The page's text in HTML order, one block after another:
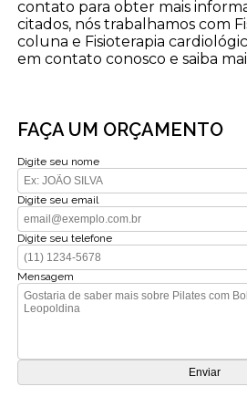
contato para obter mais
citados, nós trabalhamos com
coluna e Fisioterapia
em contato conosco e saiba
FAÇA UM ORÇAMENTO
Digite seu nome
Digite seu email
Digite seu telefone
Mensagem